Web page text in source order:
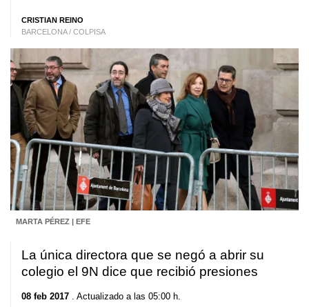
CRISTIAN REINO
BARCELONA / COLPISA
MARTA PÉREZ | EFE
La única directora que se negó a abrir su
colegio el 9N dice que recibió presiones
08 feb 2017 . Actualizado a las 05:00 h.